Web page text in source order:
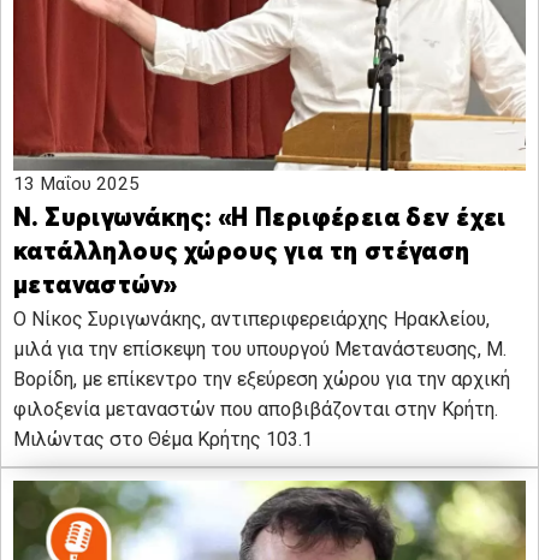
13 Μαΐου 2025
Ν. Συριγωνάκης: «Η Περιφέρεια δεν έχει
κατάλληλους χώρους για τη στέγαση
μεταναστών»
Ο Νίκος Συριγωνάκης, αντιπεριφερειάρχης Ηρακλείου,
μιλά για την επίσκεψη του υπουργού Μετανάστευσης, Μ.
Βορίδη, με επίκεντρο την εξεύρεση χώρου για την αρχική
φιλοξενία μεταναστών που αποβιβάζονται στην Κρήτη.
Μιλώντας στο Θέμα Κρήτης 103.1